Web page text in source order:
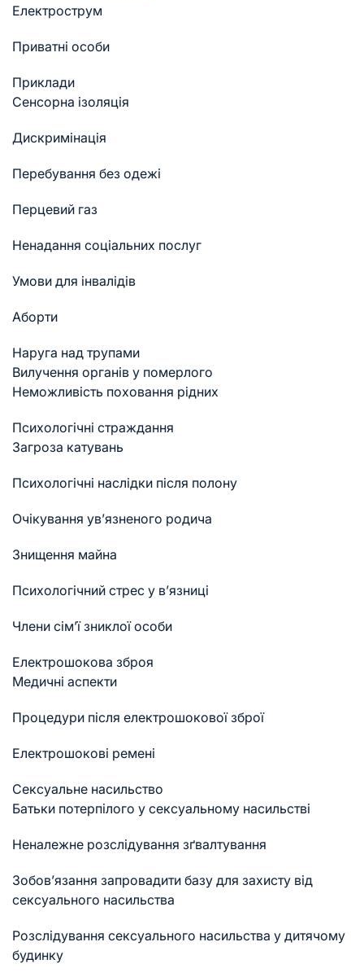
Електрострум
Приватні особи
Приклади
Cенсорна ізоляція
Дискримінація
Перебування без одежі
Перцевий газ
Ненадання соціальних послуг
Умови для інвалідів
Аборти
Наруга над трупами
Вилучення органів у померлого
Неможливість поховання рідних
Психологічні страждання
Загроза катувань
Психологічні наслідки після полону
Очікування ув’язненого родича
Знищення майна
Психологічний стрес у в’язниці
Члени сім’ї зниклої особи
Електрошокова зброя
Медичні аспекти
Процедури після електрошокової зброї
Електрошокові ремені
Сексуальне насильство
Батьки потерпілого у сексуальному насильстві
Неналежне розслідування зґвалтування
Зобов’язання запровадити базу для захисту від
сексуального насильства
Розслідування сексуального насильства у дитячому
будинку